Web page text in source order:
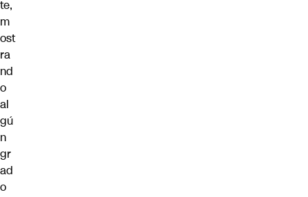
te,
m
ost
ra
nd
o
al
gú
n
gr
ad
o